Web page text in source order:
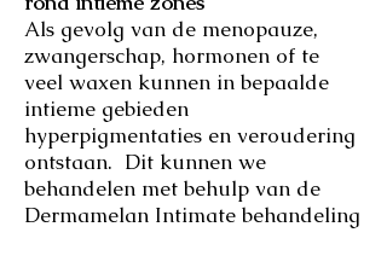
Als gevolg van de menopauze,
zwangerschap, hormonen of te
veel waxen kunnen in bepaalde
intieme gebieden
hyperpigmentaties en veroudering
ontstaan. Dit kunnen we
behandelen met behulp van de
Dermamelan Intimate behandeling